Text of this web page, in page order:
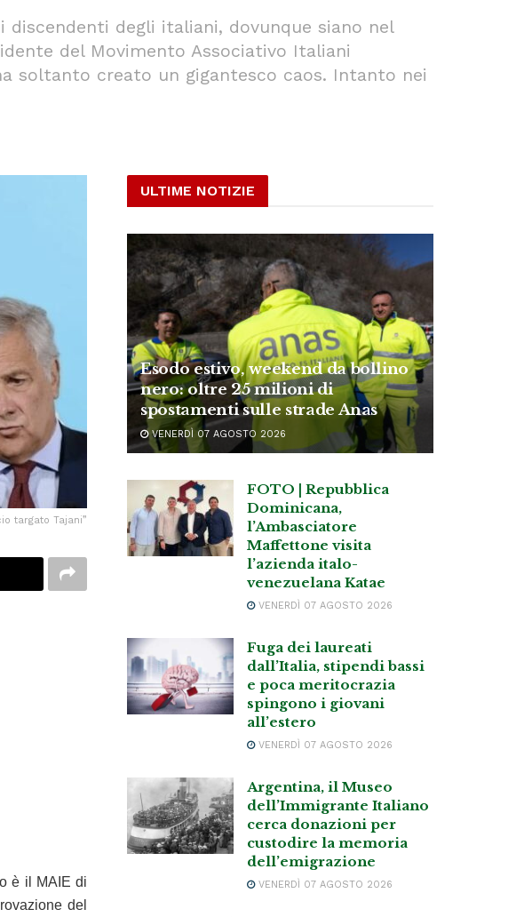
degli italiani, dovunque siano nel
del Movimento Associativo Italiani
soltanto creato un gigantesco caos. Intanto nei
targato Tajani”
è il MAIE di
del
ULTIME NOTIZIE
Esodo estivo, weekend da bollino
nero: oltre 25 milioni di
spostamenti sulle strade Anas
VENERDÌ 07 AGOSTO 2026
FOTO | Repubblica
Dominicana,
l’Ambasciatore
Maffettone visita
l’azienda italo-
venezuelana Katae
VENERDÌ 07 AGOSTO 2026
Fuga dei laureati
dall’Italia, stipendi bassi
e poca meritocrazia
spingono i giovani
all’estero
VENERDÌ 07 AGOSTO 2026
Argentina, il Museo
dell’Immigrante Italiano
cerca donazioni per
custodire la memoria
dell’emigrazione
VENERDÌ 07 AGOSTO 2026